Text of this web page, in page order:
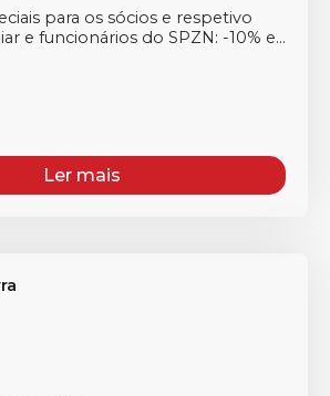
para os sócios e respetivo
e funcionários do SPZN: -10% e...
Ler mais